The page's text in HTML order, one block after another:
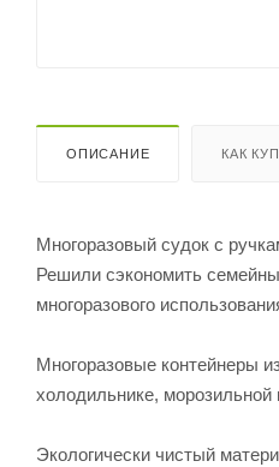
ОПИСАНИЕ КАК
Многоразовый судок с
Решили сэкономить
многоразового
Многоразовые контейнеры
холодильнике, морозильной
Экологически чистый